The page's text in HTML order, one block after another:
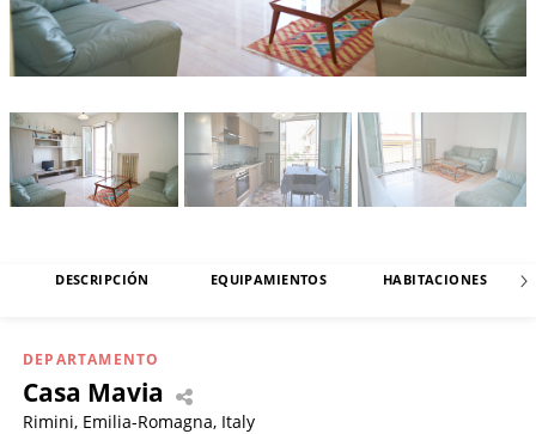
DESCRIPCIÓN EQUIPAMIENTOS HABITACIONES
DEPARTAMENTO
Casa Mavia
Rimini, Emilia-Romagna, Italy